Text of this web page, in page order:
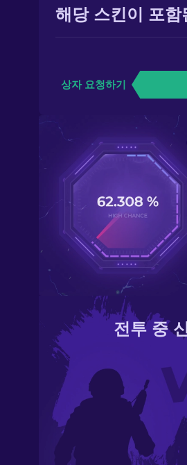
해당 스킨이 포함
상자 요청하기
전투 중